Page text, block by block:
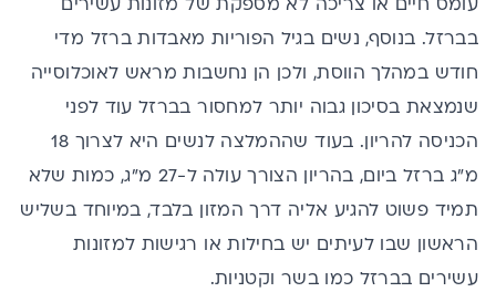
בברזל. בנוסף, נשים בגיל הפוריות מאבדות ברזל מדי
חודש במהלך הווסת, ולכן הן נחשבות מראש לאוכלוסייה
שנמצאת בסיכון גבוה יותר למחסור בברזל עוד לפני
הכניסה להריון. בעוד שההמלצה לנשים היא לצרוך 18
מ"ג ברזל ביום, בהריון הצורך עולה ל-27 מ"ג, כמות שלא
תמיד פשוט להגיע אליה דרך המזון בלבד, במיוחד בשליש
הראשון שבו לעיתים יש בחילות או רגישות למזונות
עשירים בברזל כמו בשר וקטניות.